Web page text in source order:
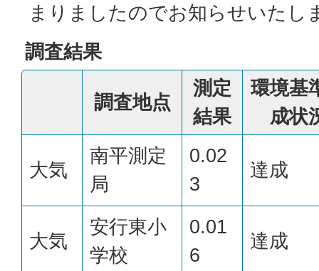
まりましたのでお知らせいたし
調査結果
調査地点
測定
結果
環境基
成状
大気
南平測定
局
0.02
3
達成
大気
安行東小
学校
0.01
6
達成